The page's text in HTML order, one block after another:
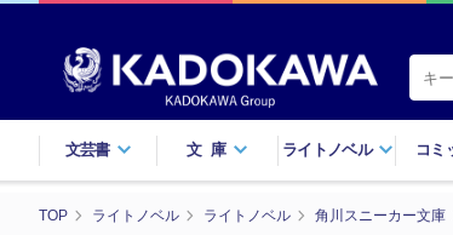
文芸書 文庫 ライトノベル コミ
TOP ライトノベル ライトノベル 角川スニーカー文庫